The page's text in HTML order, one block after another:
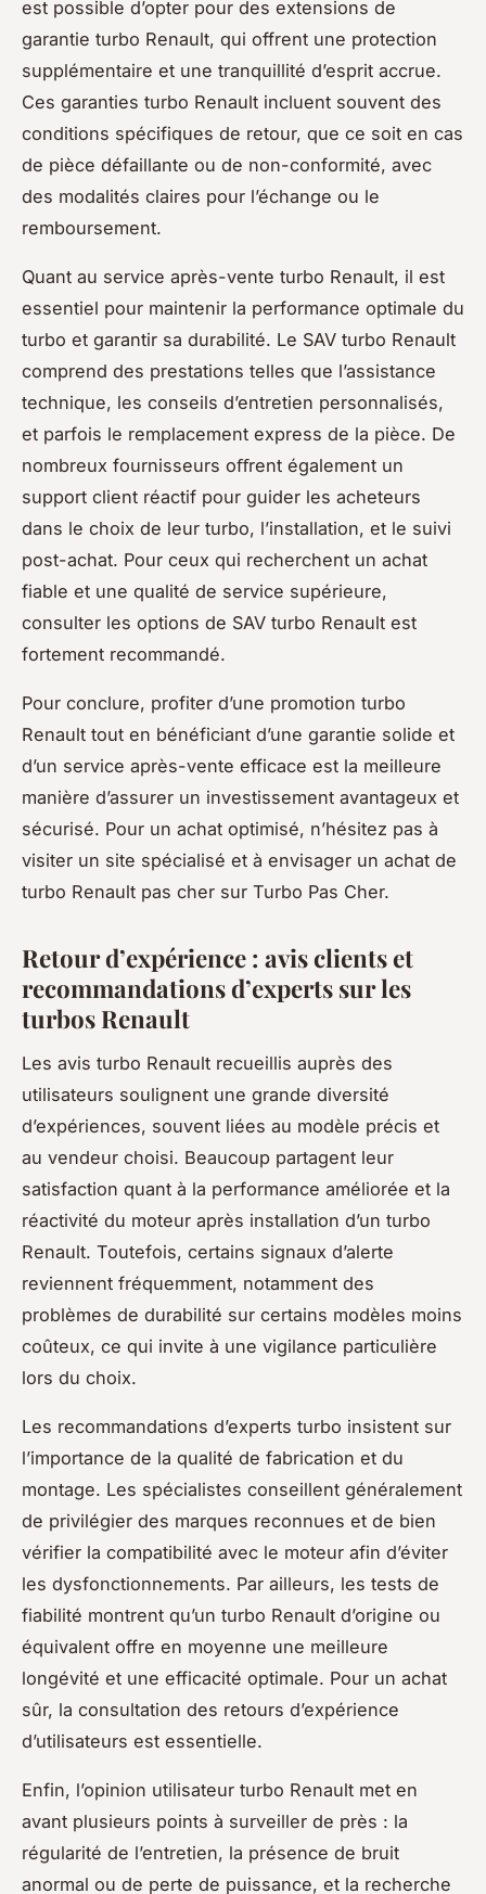
est possible d’opter pour des extensions de
garantie turbo Renault, qui offrent une protection
supplémentaire et une tranquillité d’esprit accrue.
Ces garanties turbo Renault incluent souvent des
conditions spécifiques de retour, que ce soit en cas
de pièce défaillante ou de non-conformité, avec
des modalités claires pour l’échange ou le
remboursement.
Quant au service après-vente turbo Renault, il est
essentiel pour maintenir la performance optimale du
turbo et garantir sa durabilité. Le SAV turbo Renault
comprend des prestations telles que l’assistance
technique, les conseils d’entretien personnalisés,
et parfois le remplacement express de la pièce. De
nombreux fournisseurs oﬀrent également un
support client réactif pour guider les acheteurs
dans le choix de leur turbo, l’installation, et le suivi
post-achat. Pour ceux qui recherchent un achat
fiable et une qualité de service supérieure,
consulter les options de SAV turbo Renault est
fortement recommandé.
Pour conclure, profiter d’une promotion turbo
Renault tout en bénéficiant d’une garantie solide et
d’un service après-vente efficace est la meilleure
manière d’assurer un investissement avantageux et
sécurisé. Pour un achat optimisé, n’hésitez pas à
visiter un site spécialisé et à envisager un achat de
turbo Renault pas cher sur Turbo Pas Cher.
Retour d’expérience : avis clients et
recommandations d’experts sur les
turbos Renault
Les avis turbo Renault recueillis auprès des
utilisateurs soulignent une grande diversité
d’expériences, souvent liées au modèle précis et
au vendeur choisi. Beaucoup partagent leur
satisfaction quant à la performance améliorée et la
réactivité du moteur après installation d’un turbo
Renault. Toutefois, certains signaux d’alerte
reviennent fréquemment, notamment des
problèmes de durabilité sur certains modèles moins
coûteux, ce qui invite à une vigilance particulière
lors du choix.
Les recommandations d’experts turbo insistent sur
l’importance de la qualité de fabrication et du
montage. Les spécialistes conseillent généralement
de privilégier des marques reconnues et de bien
vérifier la compatibilité avec le moteur afin d’éviter
les dysfonctionnements. Par ailleurs, les tests de
fiabilité montrent qu’un turbo Renault d’origine ou
équivalent offre en moyenne une meilleure
longévité et une efficacité optimale. Pour un achat
sûr, la consultation des retours d’expérience
d’utilisateurs est essentielle.
Enfin, l’opinion utilisateur turbo Renault met en
avant plusieurs points à surveiller de près : la
régularité de l’entretien, la présence de bruit
anormal ou de perte de puissance, et la recherche